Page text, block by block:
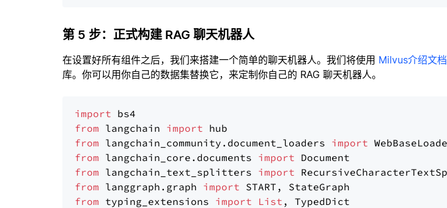
第 5 步：正式构建 RAG 聊天机器人
在设置好所有组件之后，我们来搭建一个简单的聊天机器人。我们将使用 Milvus介绍文档
库。你可以用你自己的数据集替换它，来定制你自己的 RAG 聊天机器人。
import
from langchain import
from langchain_community.document_loaders import
from langchain_core.documents import
from langchain_text_splitters import
from langgraph.graph import
from typing_extensions import List , TypedDict